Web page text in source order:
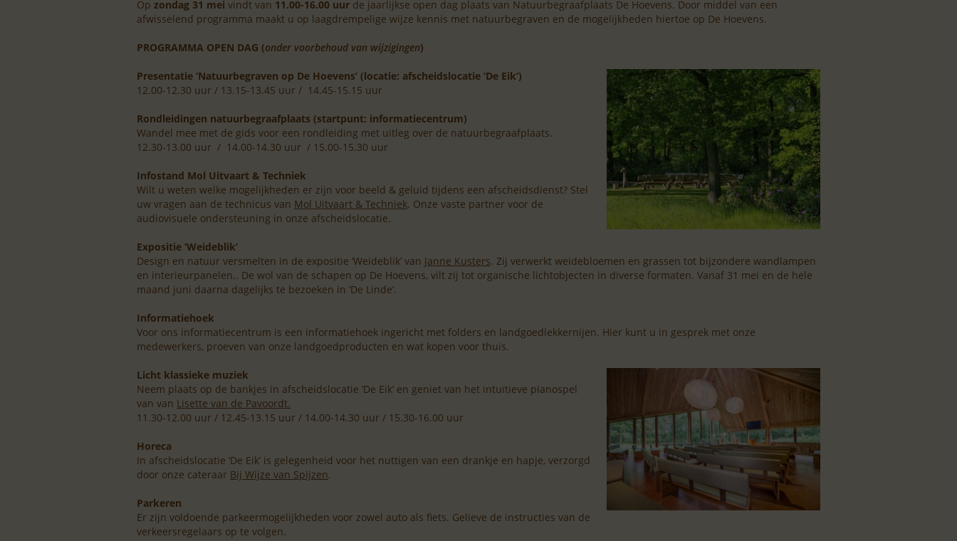
Op zondag 31 mei vindt van 11.00-16.00 uur de jaarlijkse open dag plaats van Natuurbegraafplaats De Hoevens. Door middel van een
afwisselend programma maakt u op laagdrempelige wijze kennis met natuurbegraven en de mogelijkheden hiertoe op De Hoevens.
PROGRAMMA OPEN DAG (onder voorbehoud van wijzigingen)
Presentatie ‘Natuurbegraven op De Hoevens’ (locatie: afscheidslocatie ‘De Eik’)
12.00-12.30 uur / 13.15-13.45 uur / 14.45-15.15 uur
Rondleidingen natuurbegraafplaats (startpunt: informatiecentrum)
Wandel mee met de gids voor een rondleiding met uitleg over de natuurbegraafplaats.
12.30-13.00 uur / 14.00-14.30 uur / 15.00-15.30 uur
Infostand Mol Uitvaart & Techniek
Wilt u weten welke mogelijkheden er zijn voor beeld & geluid tijdens een afscheidsdienst? Stel
uw vragen aan de technicus van Mol Uitvaart & Techniek. Onze vaste partner voor de
audiovisuele ondersteuning in onze afscheidslocatie.
Expositie ‘Weideblik’
Design en natuur versmelten in de expositie ‘Weideblik’ van Janne Kusters. Zij verwerkt weidebloemen en grassen tot bijzondere wandlampen
en interieurpanelen.. De wol van de schapen op De Hoevens, vilt zij tot organische lichtobjecten in diverse formaten. Vanaf 31 mei en de hele
maand juni daarna dagelijks te bezoeken in ‘De Linde’.
Informatiehoek
Voor ons informatiecentrum is een informatiehoek ingericht met folders en landgoedlekkernijen. Hier kunt u in gesprek met onze
medewerkers, proeven van onze landgoedproducten en wat kopen voor thuis.
Licht klassieke muziek
Neem plaats op de bankjes in afscheidslocatie ‘De Eik’ en geniet van het intuïtieve pianospel
van van Lisette van de Pavoordt.
11.30-12.00 uur / 12.45-13.15 uur / 14.00-14.30 uur / 15.30-16.00 uur
Horeca
In afscheidslocatie ‘De Eik’ is gelegenheid voor het nuttigen van een drankje en hapje, verzorgd
door onze cateraar Bij Wijze van Spijzen.
Parkeren
Er zijn voldoende parkeermogelijkheden voor zowel auto als fiets. Gelieve de instructies van de
verkeersregelaars op te volgen.